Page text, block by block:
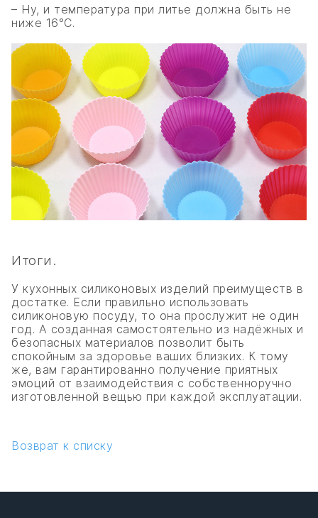
– Ну, и температура при литье должна быть не
ниже 16°С.
Итоги.
У кухонных силиконовых изделий преимуществ в
достатке. Если правильно использовать
силиконовую посуду, то она прослужит не один
год. А созданная самостоятельно из надёжных и
безопасных материалов позволит быть
спокойным за здоровье ваших близких. К тому
же, вам гарантированно получение приятных
эмоций от взаимодействия с собственноручно
изготовленной вещью при каждой эксплуатации.
Возврат к списку